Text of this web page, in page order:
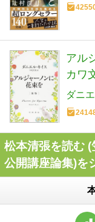
アル
カワ
ダニ
松本清張を読む
公開講座論集)を